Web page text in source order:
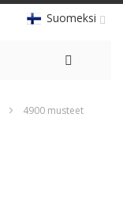
Suomeksi
4900 musteet